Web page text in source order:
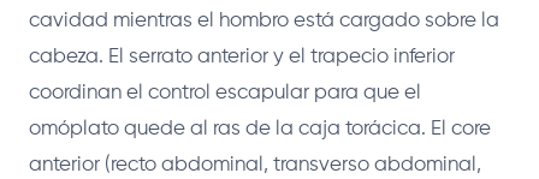
cavidad mientras el hombro está cargado sobre la
cabeza. El serrato anterior y el trapecio inferior
coordinan el control escapular para que el
omóplato quede al ras de la caja torácica. El core
anterior (recto abdominal, transverso abdominal,